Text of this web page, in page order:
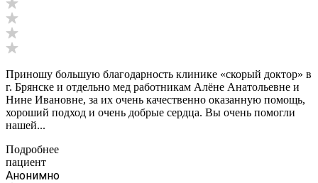
Приношу большую благодарность клинике «скорый доктор» в
г. Брянске и отдельно мед работникам Алёне Анатольевне и
Нине Ивановне, за их очень качественно оказанную помощь,
хороший подход и очень добрые сердца. Вы очень помогли
нашей...
Подробнее
пациент
Анонимно